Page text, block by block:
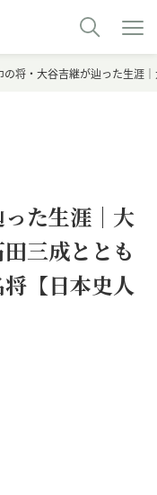
の将・大谷吉継が辿った生涯
た生涯｜大
三成ととも
【日本史人